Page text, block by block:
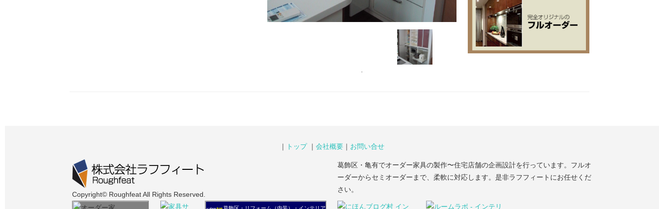
｜ トップ｜ 会社概要 ｜ お問い合せ
Copyright© Roughfeat All Rights Reserved.
葛飾区・亀有でオーダー家具の製作〜住宅店舗の企画設計を行っています。フルオ
ーダーからセミオーダーまで、柔軟に対応します。是非ラフフィートにお任せくだ
さい。